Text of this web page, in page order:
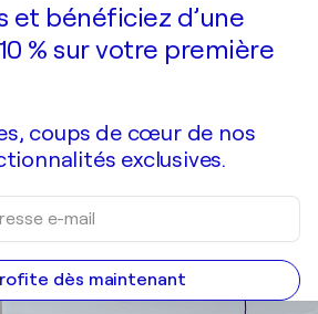
et bénéficiez d’une
% sur votre première
coups de cœur de nos
exclusives.
dès maintenant